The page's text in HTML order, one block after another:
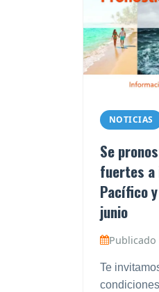
NOTICIAS
Se
fuertes a
Pacífico
junio
Publicado
Te